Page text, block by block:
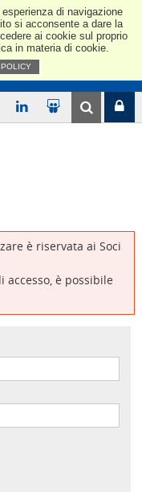
di navigazione
si acconsente a dare la
ai cookie sul proprio
in materia di cookie.
è riservata ai Soci
accesso, è possibile